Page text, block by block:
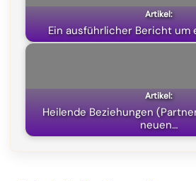
Ein ausführlicher Bericht um
Heilende Beziehungen
neuen…